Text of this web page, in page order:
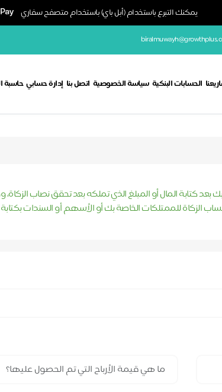
يمكنك التبرع باستخدام (أبل باي) باستخدام متصفح سفاري
الحسابات البنكية سياسة الخصوصية اتصل بنا إدارة حسابي حاسبة
بعد كتابة المال أو المبلغ الذي تملكه بعد تحقق نصاب
الزكاة للممتلكات الخاصة بك أو الأسهم أو السندات